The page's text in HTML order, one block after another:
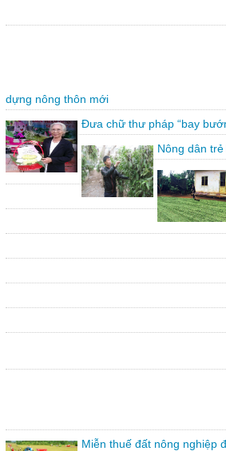
dựng nông thôn mới
Đưa chữ thư pháp “bay
Nông dân
Miễn thuế đất nông nghiệp